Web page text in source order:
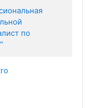
по